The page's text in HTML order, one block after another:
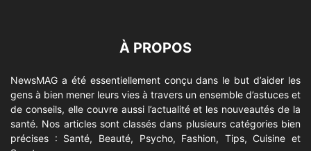
À PROPOS
NewsMAG a été essentiellement conçu dans le but d’aider les
gens à bien mener leurs vies à travers un ensemble d’astuces et
de conseils, elle couvre aussi l’actualité et les nouveautés de la
santé. Nos articles sont classés dans plusieurs catégories bien
précises : Santé, Beauté, Psycho, Fashion, Tips, Cuisine et